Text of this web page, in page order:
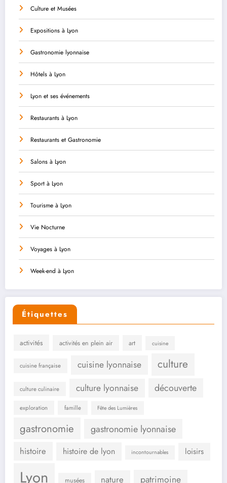
Culture et Musées
Expositions à Lyon
Gastronomie lyonnaise
Hôtels à Lyon
Lyon et ses événements
Restaurants à Lyon
Restaurants et Gastronomie
Salons à Lyon
Sport à Lyon
Tourisme à Lyon
Vie Nocturne
Voyages à Lyon
Week-end à Lyon
Étiquettes
activités activités en plein air art cuisine
cuisine française cuisine lyonnaise culture
culture culinaire culture lyonnaise découverte
exploration famille Fête des Lumières
gastronomie gastronomie lyonnaise
histoire histoire de lyon incontournables loisirs
Lyon musées nature patrimoine